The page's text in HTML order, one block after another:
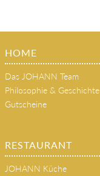
HOME
Das JOHANN Team
Philosophie & Geschichte
Gutscheine
RESTAURANT
JOHANN Küche